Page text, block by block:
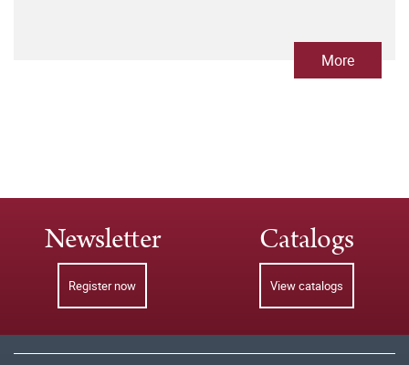
More
Newsletter
Register now
Catalogs
View catalogs